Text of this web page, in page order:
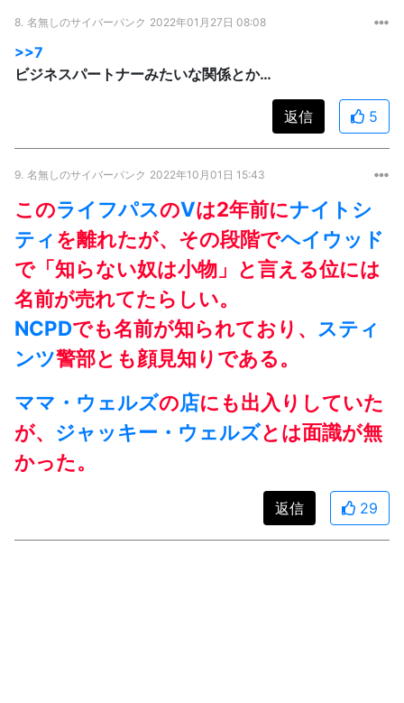
8. 名無しのサイバーパンク 2022年01月27日 08:08
>>7
ビジネスパートナーみたいな関係とか…
返信 5
9. 名無しのサイバーパンク 2022年10月01日 15:43
このライフパスのVは2年前にナイトシ
ティ を離れたが、その段階でヘイウッド
で「知らない奴は小物」と言える位には
名前が売れてたらしい。
NCPDでも名前が知られており、 スティ
ンツ警部とも顔見知りである。
ママ・ウェルズの店にも出入りしていた
が、 ジャッキー・ウェルズとは面識が無
かった。
返信 29